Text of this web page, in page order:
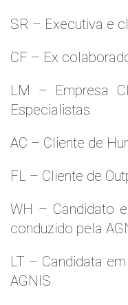
SR – Executiva e
CF – Ex
LM – Empresa
Especialistas
AC – Cliente de
FL – Cliente de
WH – Candidato
conduzido pela
LT – Candidata
AGNIS